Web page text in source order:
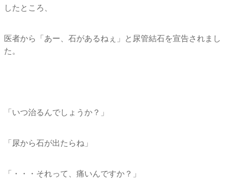
したところ、
医者から「あー、石があるねぇ」と尿管結石を宣告されまし
た。
「いつ治るんでしょうか？」
「尿から石が出たらね」
「・・・それって、痛いんですか？」